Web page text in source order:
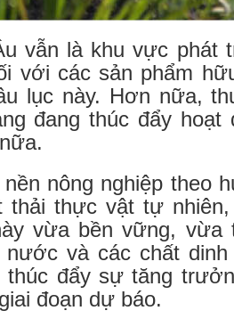
vẫn là khu vực phát
với các sản phẩm
lục này. Hơn nữa,
đang thúc đẩy
nền nông nghiệp
thải thực vật tự
vừa bền vững,
và các chất
đẩy sự tăng
đoạn dự báo.